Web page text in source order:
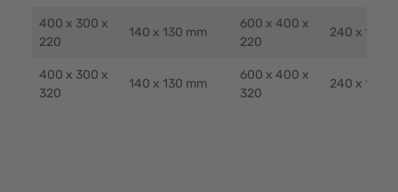
400 x 300 x
220
140 x 130 mm
600 x 400 x
220
240 x 130
400 x 300 x
320
140 x 130 mm
600 x 400 x
320
240 x 130